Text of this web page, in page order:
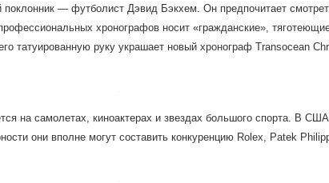
поклонник — футболист Дэвид Бэкхем. Он предпочитает
хронографов носит «гражданские»,
татуированную руку украшает новый хронограф Transocean
на самолетах, киноактерах и звездах большого спорта. В
они вполне могут составить конкуренцию Rolex, Patek